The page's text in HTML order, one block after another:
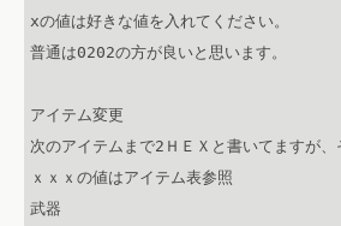
xの値は好きな値を入れてください。
普通は0202の方が良いと思います。
アイテム変更
次のアイテムまで2ＨＥＸと書いてますが
ｘｘｘの値はアイテム表参照
武器